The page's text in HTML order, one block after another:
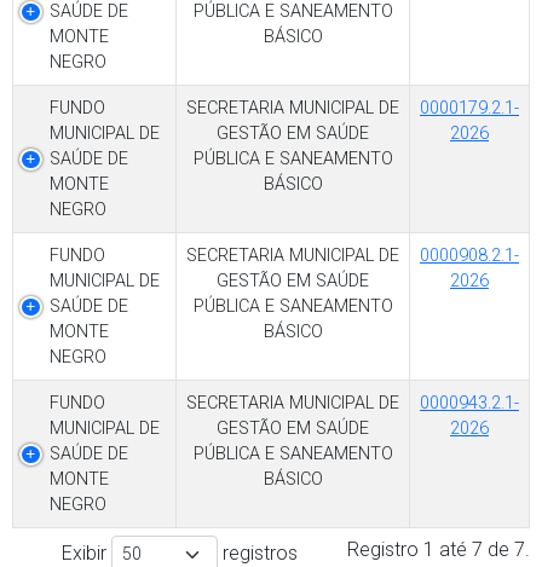
SAÚDE DE
MONTE
NEGRO
PÚBLICA E SANEAMENTO
BÁSICO
FUNDO
MUNICIPAL DE
SAÚDE DE
MONTE
NEGRO
SECRETARIA MUNICIPAL DE
GESTÃO EM SAÚDE
PÚBLICA E SANEAMENTO
BÁSICO
0000179.2.1-
2026
FUNDO
MUNICIPAL DE
SAÚDE DE
MONTE
NEGRO
SECRETARIA MUNICIPAL DE
GESTÃO EM SAÚDE
PÚBLICA E SANEAMENTO
BÁSICO
0000908.2.1-
2026
FUNDO
MUNICIPAL DE
SAÚDE DE
MONTE
NEGRO
SECRETARIA MUNICIPAL DE
GESTÃO EM SAÚDE
PÚBLICA E SANEAMENTO
BÁSICO
0000943.2.1-
2026
Registro 1 até 7 de 7.
Exibir
registros